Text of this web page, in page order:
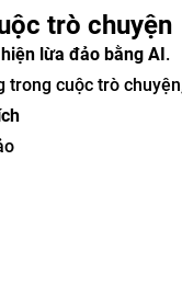
trò chuyện
lừa đảo bằng AI.
cuộc trò